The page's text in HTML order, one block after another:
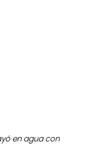
en agua con